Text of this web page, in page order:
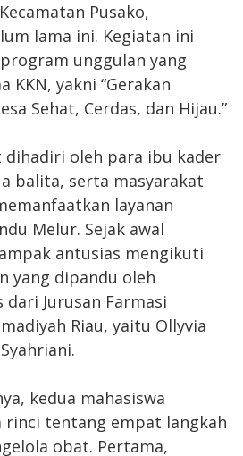
Pusako,
lama ini. Kegiatan ini
unggulan yang
KKN, yakni “Gerakan
Sehat, Cerdas, dan Hijau.”
dihadiri oleh para ibu kader
balita, serta masyarakat
layanan
Melur. Sejak awal
antusias mengikuti
yang dipandu oleh
dari Jurusan Farmasi
Riau, yaitu Ollyvia
kedua mahasiswa
rinci tentang empat langkah
obat. Pertama,